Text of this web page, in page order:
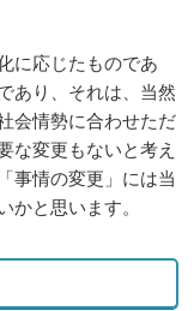
に応じたものであ
あり、それは、当然
会情勢に合わせただ
な変更もないと考え
事情の変更」には当
かと思います。